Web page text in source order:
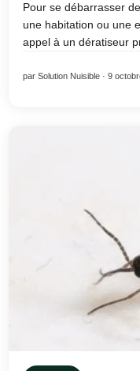
Pour se débarrasser
une habitation ou une
appel à un dératiseur
par Solution Nuisible · 9